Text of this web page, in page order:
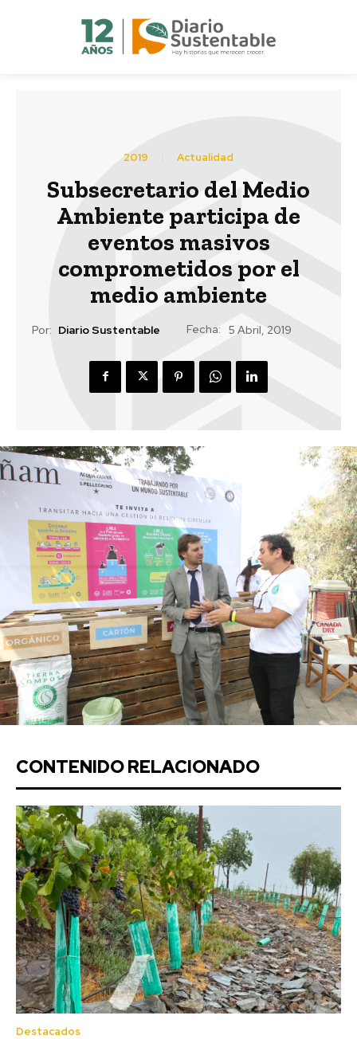
2019 Actualidad
Subsecretario del Medio
Ambiente participa de
eventos masivos
comprometidos por el
medio ambiente
Por: Diario Sustentable Fecha: 5 Abril, 2019
CONTENIDO RELACIONADO
Destacados